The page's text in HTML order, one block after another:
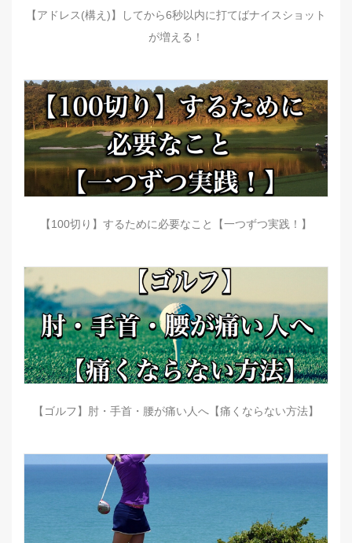
【アドレス(構え)】してから6秒以内に打てばナイスショット
が増える！
【100切り】するために必要なこと【一つずつ実践！】
【ゴルフ】肘・手首・腰が痛い人へ【痛くならない方法】